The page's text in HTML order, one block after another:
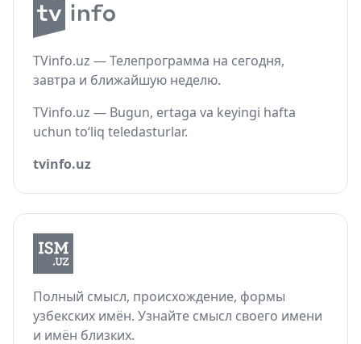
TVinfo.uz — Телепрограмма на сегодня,
завтра и ближайшую неделю.
TVinfo.uz — Bugun, ertaga va keyingi hafta
uchun to‘liq teledasturlar.
tvinfo.uz
Полный смысл, происхождение, формы
узбекских имён. Узнайте смысл своего имени
и имён близких.